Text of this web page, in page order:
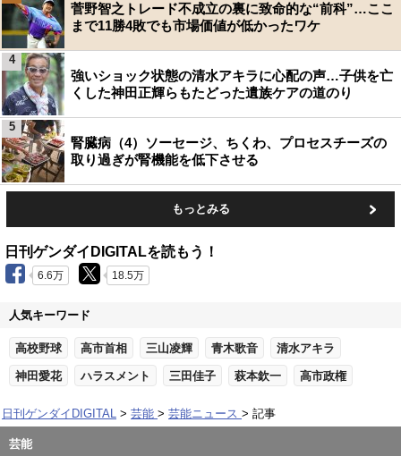
菅野智之トレード不成立の裏に致命的な“前科”…ここ
まで11勝4敗でも市場価値が低かったワケ
強いショック状態の清水アキラに心配の声…子供を亡
くした神田正輝らもたどった遺族ケアの道のり
4
腎臓病（4）ソーセージ、ちくわ、プロセスチーズの
取り過ぎが腎機能を低下させる
5
もっとみる
日刊ゲンダイDIGITALを読もう！
6.6万 18.5万
人気キーワード
高校野球 高市首相 三山凌輝 青木歌音 清水アキラ
神田愛花 ハラスメント 三田佳子 萩本欽一 高市政権
日刊ゲンダイDIGITAL 芸能 芸能ニュース 記事
芸能